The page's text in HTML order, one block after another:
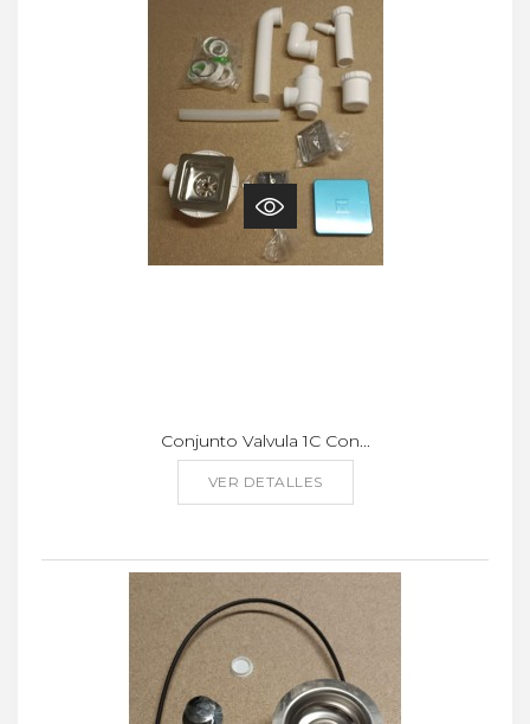
Conjunto Valvula 1C Con...
VER DETALLES